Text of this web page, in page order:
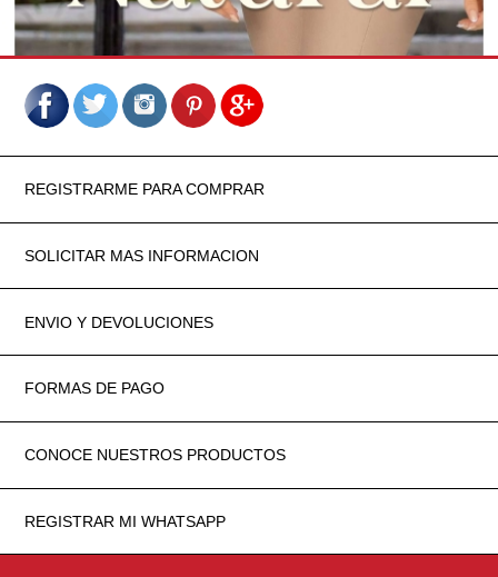
REGISTRARME PARA COMPRAR
SOLICITAR MAS INFORMACION
ENVIO Y DEVOLUCIONES
FORMAS DE PAGO
CONOCE NUESTROS PRODUCTOS
REGISTRAR MI WHATSAPP